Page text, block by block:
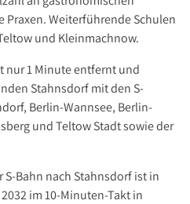
Weiterführende Schulen
und Kleinmachnow.
nur 1 Minute entfernt und
Stahnsdorf mit den S-
Berlin-Wannsee, Berlin-
und Teltow Stadt sowie der
S-Bahn nach Stahnsdorf ist in
im 10-Minuten-Takt in